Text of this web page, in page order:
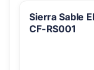
Sierra Sable
CF-RS001